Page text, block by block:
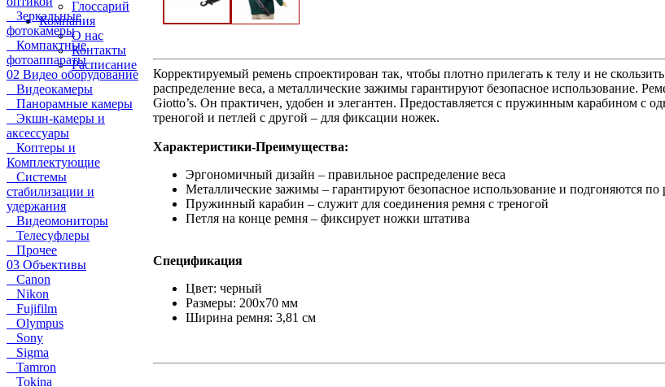
Глоссарий
Компания
О нас
Контакты
Расписание
Зеркальные
фотокамеры
Компактные
фотоаппараты
02 Видео оборудование
Видеокамеры
Панорамные камеры
Экшн-камеры и
аксессуары
Коптеры и
Комплектующие
Системы
стабилизации и
удержания
Видеомониторы
Телесуфлеры
Прочее
03 Объективы
Canon
Nikon
Fujifilm
Olympus
Sony
Sigma
Tamron
Tokina
Корректируемый ремень спроектирован так, чтобы плотно прилегать к телу и не
распределение веса, а металлические зажимы гарантируют безопасное использование.
Giotto’s. Он практичен, удобен и элегантен. Предоставляется с пружинным карабином с
треногой и петлей с другой – для фиксации ножек.
Характеристики-Преимущества:
Эргономичный дизайн – правильное распределение веса
Металлические зажимы – гарантируют безопасное использование и подгоняются по
Пружинный карабин – служит для соединения ремня с треногой
Петля на конце ремня – фиксирует ножки штатива
Спецификация
Цвет: черный
Размеры: 200x70 мм
Ширина ремня: 3,81 см